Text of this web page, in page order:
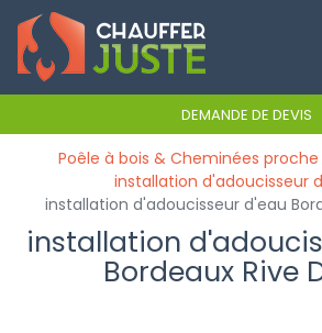
DEMANDE DE DEVIS
Poêle à bois & Cheminées proche
installation d'adoucisseur
installation d'adoucisseur d'eau
installation
Bordeaux Rive
Panneau de gestion des cookies